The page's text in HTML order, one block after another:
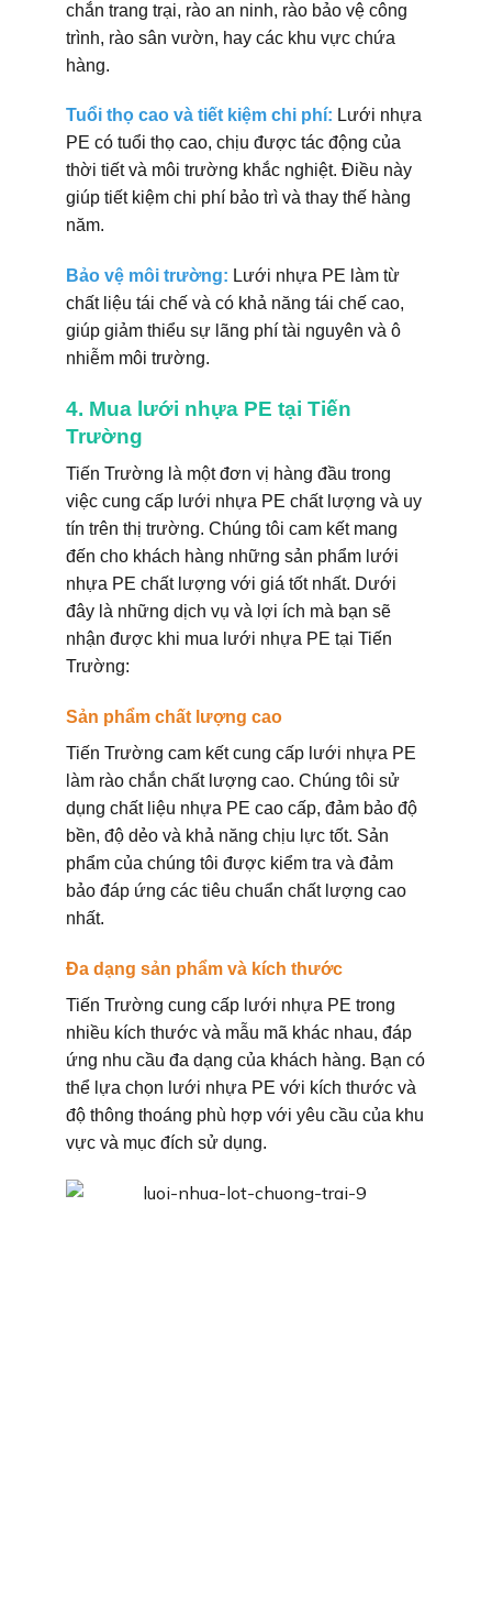
chắn trang trại, rào an ninh, rào bảo vệ công
trình, rào sân vườn, hay các khu vực chứa
hàng.
Tuổi thọ cao và tiết kiệm chi phí: Lưới nhựa
PE có tuổi thọ cao, chịu được tác động của
thời tiết và môi trường khắc nghiệt. Điều này
giúp tiết kiệm chi phí bảo trì và thay thế hàng
năm.
Bảo vệ môi trường: Lưới nhựa PE làm từ
chất liệu tái chế và có khả năng tái chế cao,
giúp giảm thiểu sự lãng phí tài nguyên và ô
nhiễm môi trường.
4. Mua lưới nhựa PE tại Tiến
Trường
Tiến Trường là một đơn vị hàng đầu trong
việc cung cấp lưới nhựa PE chất lượng và uy
tín trên thị trường. Chúng tôi cam kết mang
đến cho khách hàng những sản phẩm lưới
nhựa PE chất lượng với giá tốt nhất. Dưới
đây là những dịch vụ và lợi ích mà bạn sẽ
nhận được khi mua lưới nhựa PE tại Tiến
Trường:
Sản phẩm chất lượng cao
Tiến Trường cam kết cung cấp lưới nhựa PE
làm rào chắn chất lượng cao. Chúng tôi sử
dụng chất liệu nhựa PE cao cấp, đảm bảo độ
bền, độ dẻo và khả năng chịu lực tốt. Sản
phẩm của chúng tôi được kiểm tra và đảm
bảo đáp ứng các tiêu chuẩn chất lượng cao
nhất.
Đa dạng sản phẩm và kích thước
Tiến Trường cung cấp lưới nhựa PE trong
nhiều kích thước và mẫu mã khác nhau, đáp
ứng nhu cầu đa dạng của khách hàng. Bạn có
thể lựa chọn lưới nhựa PE với kích thước và
độ thông thoáng phù hợp với yêu cầu của khu
vực và mục đích sử dụng.